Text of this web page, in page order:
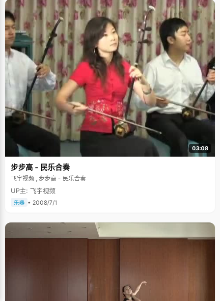
03:08
步步高 - 民乐合奏
飞宇视频 , 步步高 - 民乐合奏
UP主: 飞宇视频
乐器 • 2008/7/1